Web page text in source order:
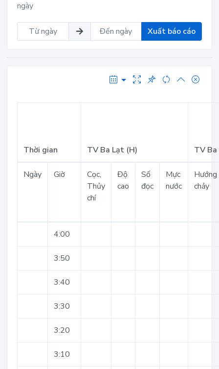
ngày
Xuất báo cáo
Thời gian TV Ba Lạt (H) TV
Ngày Giờ
Cọc,
Thủy
chí
Độ
cao
Số
đọc
Mực
nước
Hướng
chảy
4:00
3:50
3:40
3:30
3:20
3:10